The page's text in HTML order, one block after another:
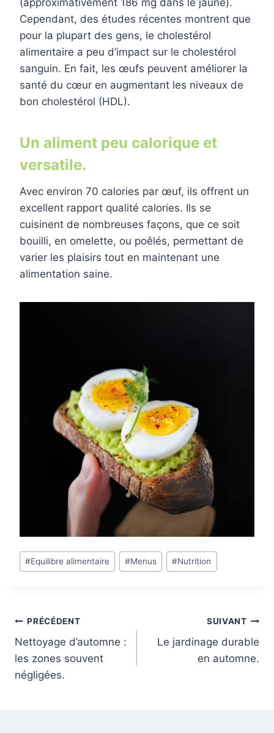
Cependant, des études récentes montrent que
pour la plupart des gens, le cholestérol
alimentaire a peu d’impact sur le cholestérol
sanguin. En fait, les œufs peuvent améliorer la
santé du cœur en augmentant les niveaux de
bon cholestérol (HDL).
Un aliment peu calorique et
versatile.
Avec environ 70 calories par œuf, ils offrent un
excellent rapport qualité calories. Ils se
cuisinent de nombreuses façons, que ce soit
bouilli, en omelette, ou poêlés, permettant de
varier les plaisirs tout en maintenant une
alimentation saine.
Étiquettes
de
#Equilibre alimentaire #Menus #Nutrition
Navigation
de
l’article
PRÉCÉDENT
Nettoyage d’automne :
les zones souvent
négligées.
SUIVANT
Le jardinage durable
en automne.